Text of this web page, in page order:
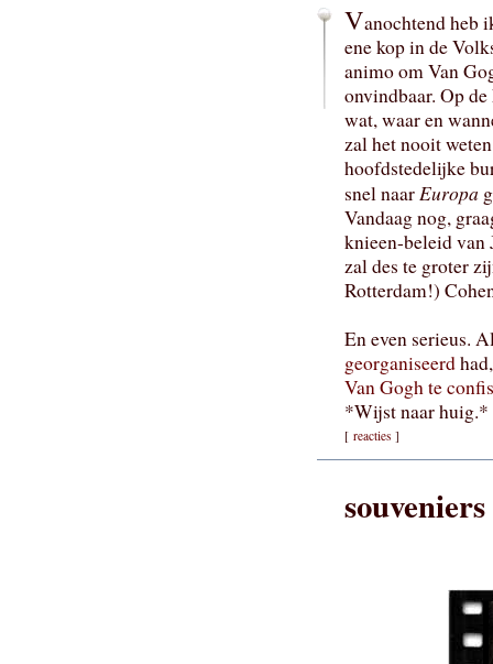
Vanochtend heb
ene kop in de
animo om Van
onvindbaar. Op
wat, waar en
zal het nooit
hoofdstedelijke
snel naarEuropa
Vandaag nog,
knieen-beleid van
zal des te groter
Rotterdam!)
En even serieus.
georganiseerd
Van Gogh te
*Wijst naar huig.*
[ reacties ]